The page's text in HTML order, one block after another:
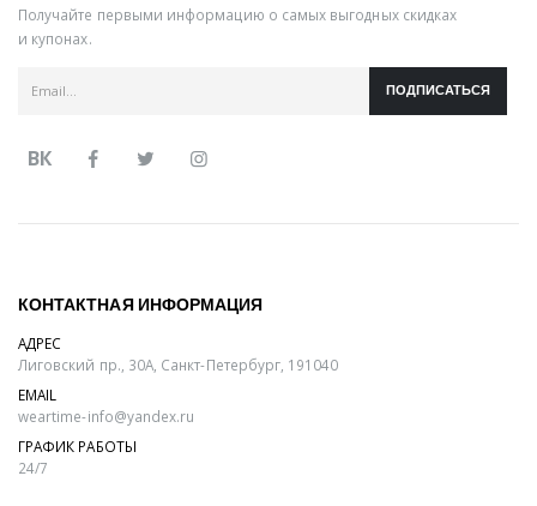
Получайте первыми информацию о самых выгодных скидках
и купонах.
ПОДПИСАТЬСЯ
ВК
КОНТАКТНАЯ ИНФОРМАЦИЯ
АДРЕС
Лиговский пр., 30А, Санкт-Петербург, 191040
EMAIL
weartime-info@yandex.ru
ГРАФИК РАБОТЫ
24/7